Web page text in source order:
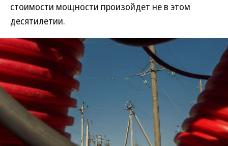
стоимости мощности произойдет не в этом
десятилетии.